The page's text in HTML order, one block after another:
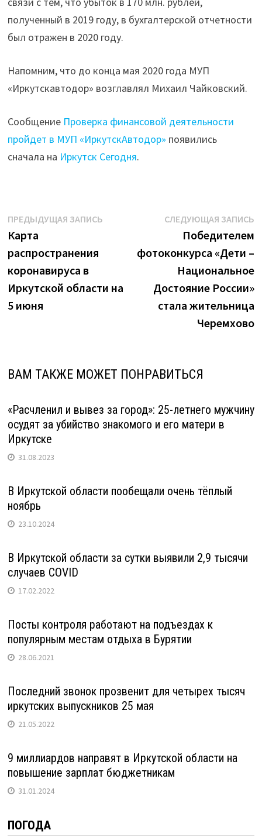
полученный в 2019 году, в бухгалтерской отчетности
был отражен в 2020 году.
Напомним, что до конца мая 2020 года МУП
«Иркутскавтодор» возглавлял Михаил Чайковский.​​
Сообщение Проверка финансовой деятельности
пройдет в МУП «ИркутскАвтодор» появились
сначала на Иркутск Сегодня.
Навигация
по
записям
ПРЕДЫДУЩАЯ ЗАПИСЬПредыдущая
Карта
распространения
коронавируса в
Иркутской области на
5 июня
СЛЕДУЮЩАЯ ЗАПИСЬ
Победителем
фотоконкурса «Дети –
Национальное
Достояние России»
стала жительница
Черемхово
ВАМ ТАКЖЕ МОЖЕТ ПОНРАВИТЬСЯ
«Расчленил и вывез за город»: 25-летнего мужчину
осудят за убийство знакомого и его матери в
Иркутске
31.08.2023
В Иркутской области пообещали очень тёплый
ноябрь
23.10.2024
В Иркутской области за сутки выявили 2,9 тысячи
случаев COVID
17.02.2022
Посты контроля работают на подъездах к
популярным местам отдыха в Бурятии
28.06.2021
Последний звонок прозвенит для четырех тысяч
иркутских выпускников 25 мая
21.05.2022
9 миллиардов направят в Иркутской области на
повышение зарплат бюджетникам
31.01.2024
ПОГОДА